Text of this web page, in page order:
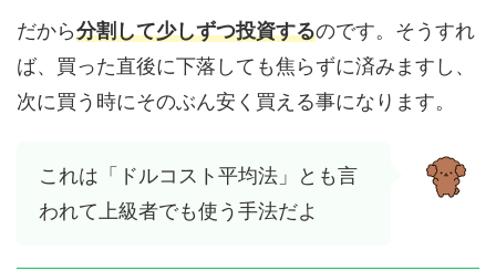
だから分割して少しずつ投資するのです。そうすれ
ば、買った直後に下落しても焦らずに済みますし、
次に買う時にそのぶん安く買える事になります。
これは「ドルコスト平均法」とも言
われて上級者でも使う手法だよ